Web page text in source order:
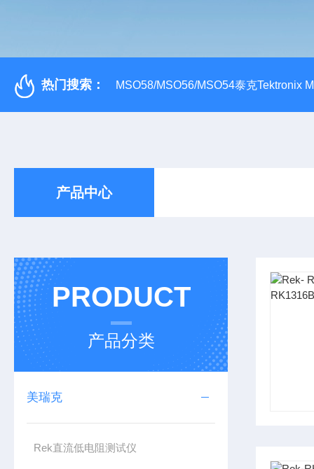
热门搜索： MSO58/MSO56/MSO54泰克Tektronix
产品中心
PRODUCT
产品分类
美瑞克
Rek直流低电阻测试仪